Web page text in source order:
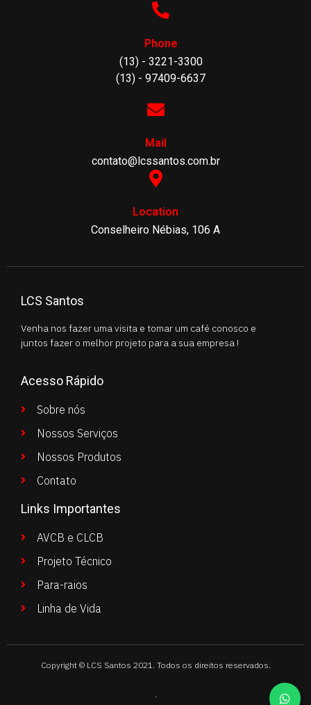
Phone
(13) - 3221-3300
(13) - 97409-6637
Mail
contato@lcssantos.com.br
Location
Conselheiro Nébias, 106 A
LCS Santos
Venha nos fazer uma visita e tomar um café conosco e
juntos fazer o melhor projeto para a sua empresa !
Acesso Rápido
Sobre nós
Nossos Serviços
Nossos Produtos
Contato
Links Importantes
AVCB e CLCB
Projeto Técnico
Para-raios
Linha de Vida
Copyright © LCS Santos 2021. Todos os direitos reservados.
.